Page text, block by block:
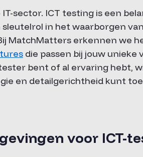
sector. ICT testing is een
sleutelrol in het waarborgen
MatchMatters erkennen we
die passen bij jouw unieke
bent of al ervaring hebt,
en detailgerichtheid kunt
voor ICT-